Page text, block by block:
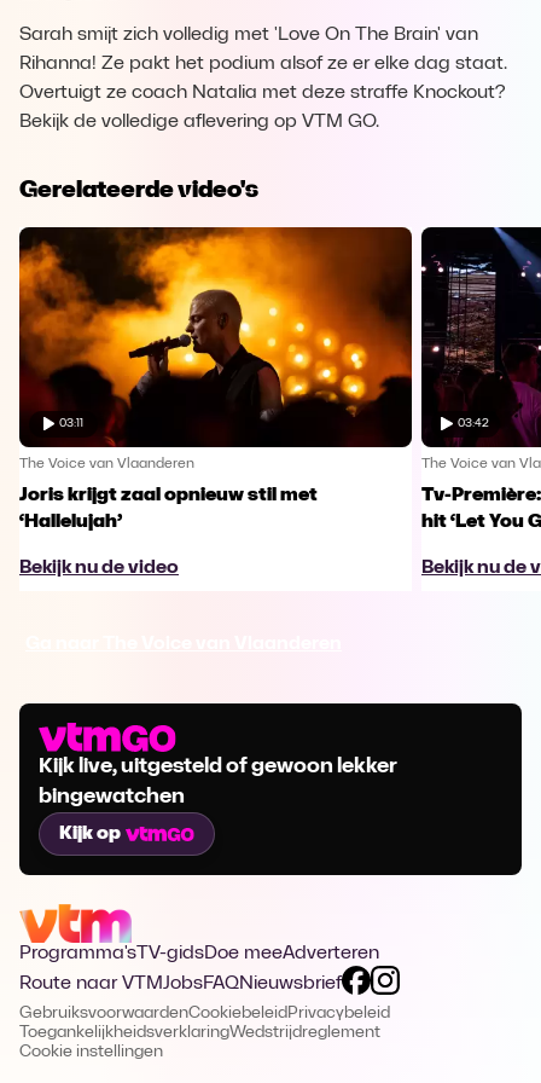
Sarah smijt zich volledig met 'Love On The Brain' van
Rihanna! Ze pakt het podium alsof ze er elke dag staat.
Overtuigt ze coach Natalia met deze straffe Knockout?
Bekijk de volledige aflevering op VTM GO.
Gerelateerde video's
03:11
The Voice van Vlaanderen
Joris krijgt zaal opnieuw stil met
‘Hallelujah’
Bekijk nu de video
03:42
The Voice van
Tv-
hit ‘Let You
Bekijk nu de
Kijk live, uitgesteld of gewoon lekker
bingewatchen
Kijk op
Programma's TV-gidsDoe meeAdverteren
Route naar VTMJobsFAQNieuwsbrief
GebruiksvoorwaardenCookiebeleid Privacybeleid
ToegankelijkheidsverklaringWedstrijdreglement
Cookie instellingen